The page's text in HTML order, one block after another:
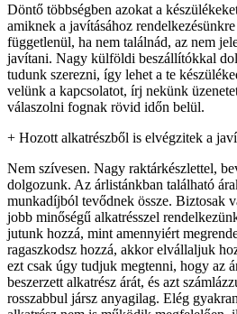
Döntő többségben azokat a
amiknek a javításához
függetlenül, ha nem találnád, az nem
javítani. Nagy külföldi beszállítókkal
tudunk szerezni, így lehet a te
velünk a kapcsolatot, írj nekünk
válaszolni fognak rövid időn belül.
+ Hozott alkatrészből is elvégzitek a
Nem szívesen. Nagy raktárkészlettel,
dolgozunk. Az árlistánkban található
munkadíjból tevődnek össze. Biztosak
jobb minőségű alkatrésszel
jutunk hozzá, mint amennyiért
ragaszkodsz hozzá, akkor elvállaljuk
ezt csak úgy tudjuk megtenni, hogy az
beszerzett alkatrész árát, és azt
rosszabbul jársz anyagilag. Elég